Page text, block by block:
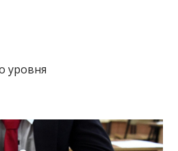
уровня